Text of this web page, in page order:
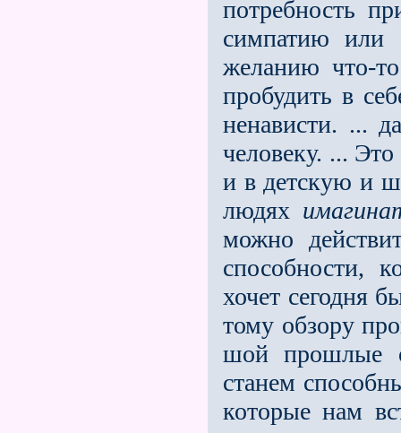
потребность
симпатию или
желанию что-
пробудить в
ненависти. ...
человеку. ...
и в детскую и
людях
можно
способности,
хочет сего­дня
тому обзору
шой прошлые
станем
ко­торые нам